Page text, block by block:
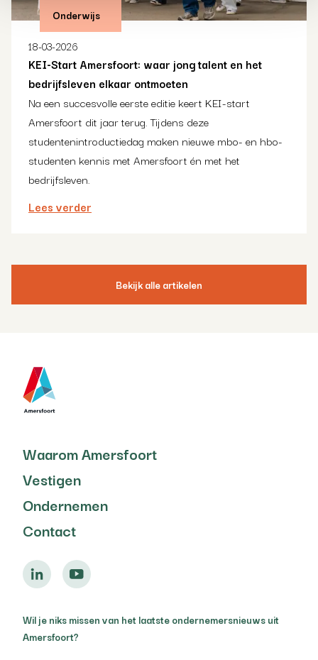
Onderwijs
18-03-2026
KEI-Start Amersfoort: waar jong talent en het
bedrijfsleven elkaar ontmoeten
Na een succesvolle eerste editie keert KEI-start
Amersfoort dit jaar terug. Tijdens deze
studentenintroductiedag maken nieuwe mbo- en hbo-
studenten kennis met Amersfoort én met het
bedrijfsleven.
Lees verder
Bekijk alle artikelen
Waarom Amersfoort
Vestigen
Ondernemen
Contact
Wil je niks missen van het laatste ondernemersnieuws uit
Amersfoort?